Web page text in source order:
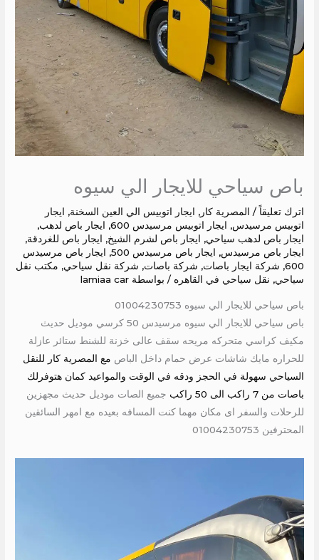
باص سياحي للايجار الي سيوه
اترك تعليقاً / المصرية كار, ايجار اتوبيس الي العين السخنة, ايجار
اتوبيس مرسيدس, ايجار اتوبيس مرسيدس 600 , ايجار باص لدهب,
ايجار باص لدهب سياحي, ايجار باص لشرم الشيخ, ايجار باص للغردقة,
ايجار باص مرسيدس, ايجار باص مرسيدس 500 , ايجار باص مرسيدس
600
, شركة ايجار باصات, شركة باصات, شركة نقل سياحي, مكتب نقل
سياحي, نقل سياحي في القاهره / بواسطة lamiaa car
باص سياحي للايجار الي سيوه 01004230753
باص سياحي للايجار الي سيوه مرسيدس 50 كرسي موديل حديث
مكيف كراسي متحركه مريحه سقف عالى خزنة للشنط ستائر عازلة
للحراره مايك شاشات عرض حمام داخل الباص مع المصرية كار للنقل
السياحي سهولة في الحجز ودقه في الوقت والمواعيد كمان هتوفرلك
باصات من 7 راكب الى 50 راكب
جميع الصات موديل حديث مجهزين
للرحلات والسفر اى مكان مهما كنت المسافه بعيده مع امهر السائقين
المحترفين 01004230753